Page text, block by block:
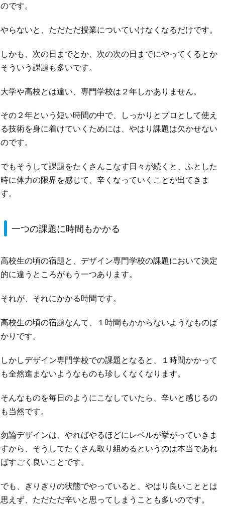
のです。
やらないと、ただただ授業についていけなくなるだけです。
しかも、次の日までとか、次の次の日までにやってくるとか
そういう課題も多いです。
大学や高校とは違い、専門学校は２年しかありません。
その２年という短い時間の中で、しっかりとプロとして使え
る技術を身に着けていくためには、やはり課題は欠かせない
のです。
でもそうして課題をたくさんこなす日々が続くと、ふとした
時に体力の限界を感じて、辛くなっていくことが出てきま
す。
一つの課題に時間もかかる
高校生の頃の宿題と、デザイン専門学校の課題において決定
的に違うところがもう一つあります。
それが、それにかかる時間です。
高校生の頃の宿題なんて、１時間もかからないようなものば
かりです。
しかしデザイン専門学校での課題となると、１時間かかって
も全然進まないようなものも珍しくなくなります。
そんなものを毎日のようにこなしていたら、辛いと感じるの
も当然です。
勿論デザインは、やればやるほどにレベルが挙がっていきま
すから、そうしてたくさん取り組めるというのは本当であれ
ばすごく良いことです。
でも、ぎりぎりの状態でやっていると、やはり良いこととは
思えず、ただただ辛いと思ってしまうことも多いのです。